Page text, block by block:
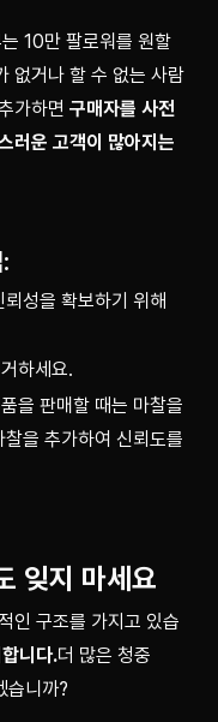
10만 팔로워를 원할
없거나 할 수 없는 사람
가하면 구매자를 사전
러운 고객이 많아지는
뢰성을 확보하기 위해
하세요.
을 판매할 때는 마찰을
을 추가하여 신뢰도를
잊지 마세요
인 구조를 가지고 있습
니다.더 많은 청중
습니까?